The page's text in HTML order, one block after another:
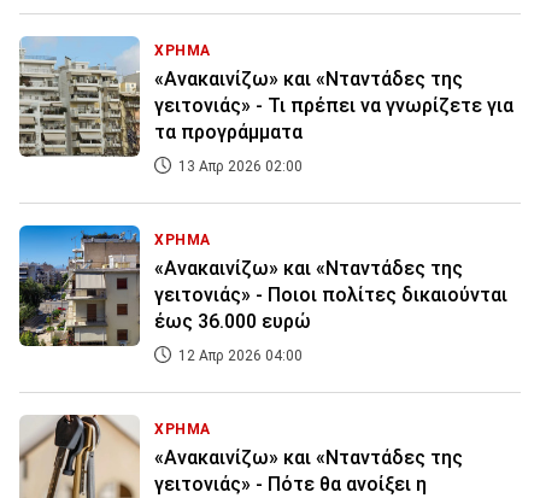
ΧΡΗΜΑ
«Ανακαινίζω» και «Νταντάδες της
γειτονιάς» - Τι πρέπει να γνωρίζετε για
τα προγράμματα
13 Απρ 2026 02:00
ΧΡΗΜΑ
«Ανακαινίζω» και «Νταντάδες της
γειτονιάς» - Ποιοι πολίτες δικαιούνται
έως 36.000 ευρώ
12 Απρ 2026 04:00
ΧΡΗΜΑ
«Ανακαινίζω» και «Νταντάδες της
γειτονιάς» - Πότε θα ανοίξει η